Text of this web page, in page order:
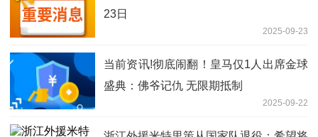
23日
2025-09-23
当前资讯!彻底闹翻！皇马仅1人出席金球
盛典：佛爷记仇 无限期抵制
2025-09-22